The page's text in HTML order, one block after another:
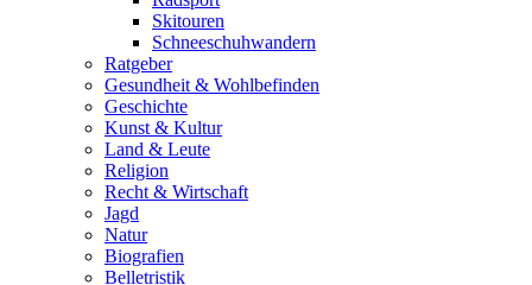
Skitouren
Schneeschuhwandern
Ratgeber
Gesundheit & Wohlbefinden
Geschichte
Kunst & Kultur
Land & Leute
Religion
Recht & Wirtschaft
Jagd
Natur
Biografien
Belletristik